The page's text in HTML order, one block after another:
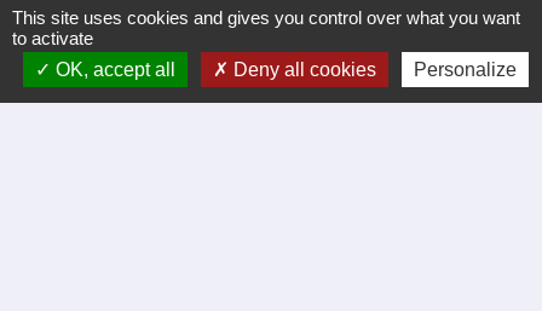
Démarches administratives
This site uses cookies and gives you control over what you want
to activate
OK, accept all
Deny all cookies Personalize